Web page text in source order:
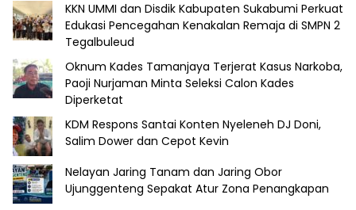
KKN UMMI dan Disdik Kabupaten Sukabumi Perkuat
Edukasi Pencegahan Kenakalan Remaja di SMPN 2
Tegalbuleud
Oknum Kades Tamanjaya Terjerat Kasus Narkoba,
Paoji Nurjaman Minta Seleksi Calon Kades
Diperketat
KDM Respons Santai Konten Nyeleneh DJ Doni,
Salim Dower dan Cepot Kevin
Nelayan Jaring Tanam dan Jaring Obor
Ujunggenteng Sepakat Atur Zona Penangkapan